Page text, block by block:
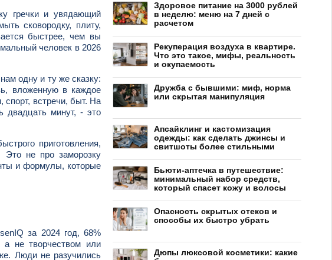
гречки и увядающий
сковородку, плиту,
быстрее, чем вы
человек в 2026
одну и ту же сказку:
вложенную в каждое
спорт, встречи, быт. На
двадцать минут, - это
приготовления,
Это не про заморозку
и формулы, которые
за 2024 год, 68%
а не творчеством или
Люди не разучились
Здоровое питание на 3000 рублей
в неделю: меню на 7 дней с
расчетом
Рекуперация воздуха в квартире.
Что это такое, мифы, реальность
и окупаемость
Дружба с бывшими: миф, норма
или скрытая манипуляция
Апсайклинг и кастомизация
одежды: как сделать джинсы и
свитшоты более стильными
Бьюти-аптечка в путешествие:
минимальный набор средств,
который спасет кожу и волосы
Опасность скрытых отеков и
способы их быстро убрать
Дюпы люксовой косметики: какие